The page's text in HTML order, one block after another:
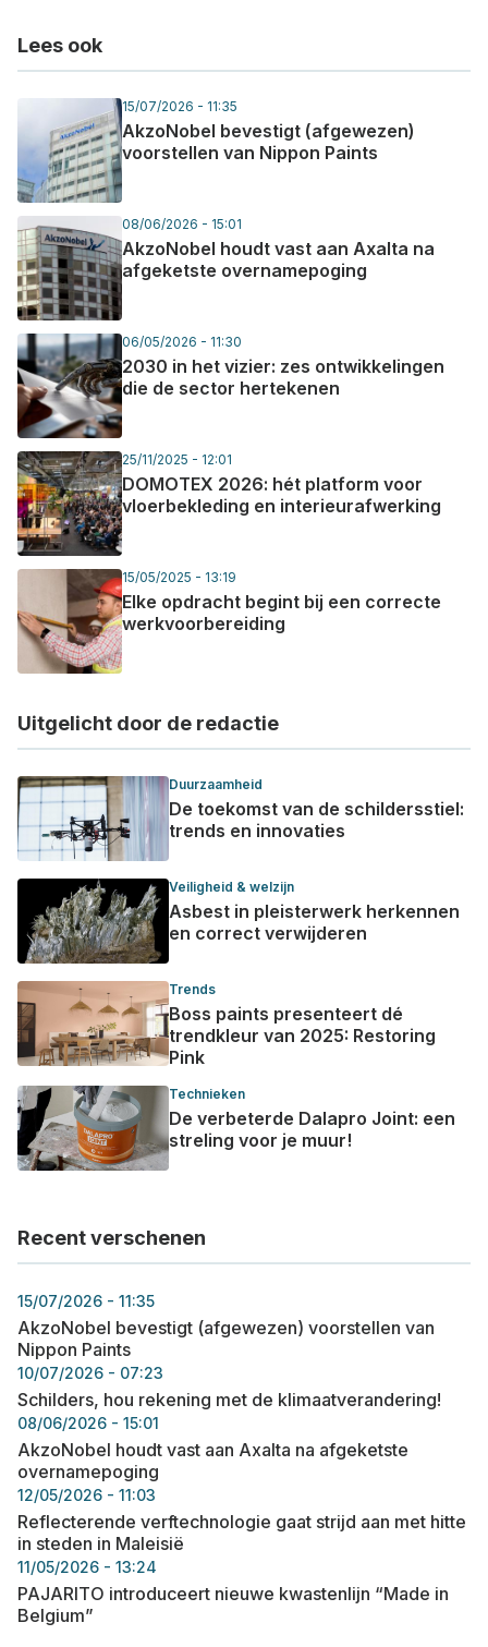
Lees ook
15/07/2026 - 11:35
AkzoNobel bevestigt (afgewezen)
voorstellen van Nippon Paints
08/06/2026 - 15:01
AkzoNobel houdt vast aan Axalta na
afgeketste overnamepoging
06/05/2026 - 11:30
2030 in het vizier: zes ontwikkelingen
die de sector hertekenen
25/11/2025 - 12:01
DOMOTEX 2026: hét platform voor
vloerbekleding en interieurafwerking
15/05/2025 - 13:19
Elke opdracht begint bij een correcte
werkvoorbereiding
Uitgelicht door de redactie
Duurzaamheid
De toekomst van de schildersstiel:
trends en innovaties
Veiligheid & welzijn
Asbest in pleisterwerk herkennen
en correct verwijderen
Trends
Boss paints presenteert dé
trendkleur van 2025: Restoring
Pink
Technieken
De verbeterde Dalapro Joint: een
streling voor je muur!
Recent verschenen
15/07/2026 - 11:35
AkzoNobel bevestigt (afgewezen) voorstellen van
Nippon Paints
10/07/2026 - 07:23
Schilders, hou rekening met de klimaatverandering!
08/06/2026 - 15:01
AkzoNobel houdt vast aan Axalta na afgeketste
overnamepoging
12/05/2026 - 11:03
Reflecterende verftechnologie gaat strijd aan met hitte
in steden in Maleisië
11/05/2026 - 13:24
PAJARITO introduceert nieuwe kwastenlijn “Made in
Belgium”